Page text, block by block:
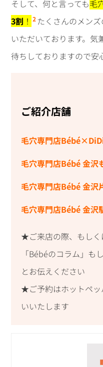
そして、何と言っても毛
3割 ！ 2たくさんのメン
いただいております。気
待ちしておりますので安
ご紹介店舗
毛穴専門店
毛穴専門店Bébé 金沢
毛穴専門店Bébé 金沢
毛穴専門店Bébé 金沢
★ご来店の際、もし
「Bébéのコラム」も
とお伝えください
★ご予約はホットペッ
いいたします